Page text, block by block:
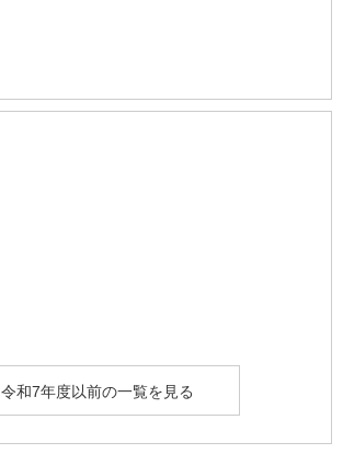
令和7年度以前の一覧を見る